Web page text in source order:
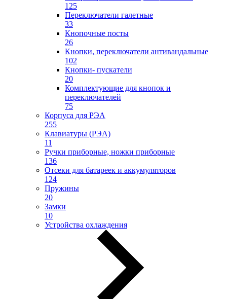
125
Переключатели галетные
33
Кнопочные посты
26
Кнопки, переключатели антивандальные
102
Кнопки- пускатели
20
Комплектующие для кнопок и
переключателей
75
Корпуса для РЭА
255
Клавиатуры (РЭА)
11
Ручки приборные, ножки приборные
136
Отсеки для батареек и аккумуляторов
124
Пружины
20
Замки
10
Устройства охлаждения